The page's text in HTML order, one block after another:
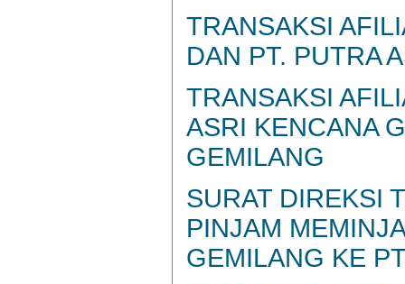
TRANSAKSI
DAN PT. PUTRA
TRANSAKSI
ASRI KENCANA
GEMILANG
SURAT DIREKSI
PINJAM
GEMILANG KE